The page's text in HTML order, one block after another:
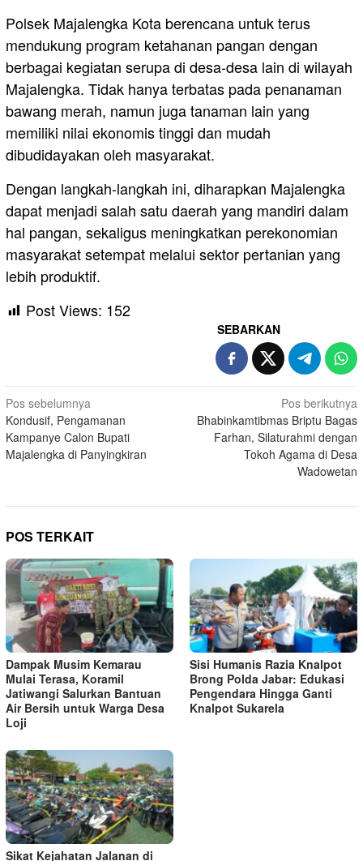
Polsek Majalengka Kota berencana untuk terus
mendukung program ketahanan pangan dengan
berbagai kegiatan serupa di desa-desa lain di wilayah
Majalengka. Tidak hanya terbatas pada penanaman
bawang merah, namun juga tanaman lain yang
memiliki nilai ekonomis tinggi dan mudah
dibudidayakan oleh masyarakat.
Dengan langkah-langkah ini, diharapkan Majalengka
dapat menjadi salah satu daerah yang mandiri dalam
hal pangan, sekaligus meningkatkan perekonomian
masyarakat setempat melalui sektor pertanian yang
lebih produktif.
Post Views: 152
SEBARKAN
Navigasi
pos
Pos sebelumnya
Kondusif, Pengamanan
Kampanye Calon Bupati
Majalengka di Panyingkiran
Pos berikutnya
Bhabinkamtibmas Briptu Bagas
Farhan, Silaturahmi dengan
Tokoh Agama di Desa
Wadowetan
POS TERKAIT
Dampak Musim Kemarau
Mulai Terasa, Koramil
Jatiwangi Salurkan Bantuan
Air Bersih untuk Warga Desa
Loji
Sisi Humanis Razia Knalpot
Brong Polda Jabar: Edukasi
Pengendara Hingga Ganti
Knalpot Sukarela
Sikat Kejahatan Jalanan di